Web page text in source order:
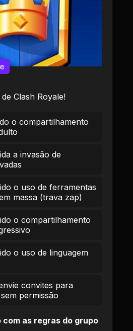
Clash Royale!
o compartilhamento
a invasão de
o uso de ferramentas
massa (trava zap)
o compartilhamento
o uso de linguagem
convites para
permissão
com as regras do grupo